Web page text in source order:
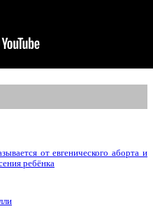
от евгенического аборта и
ребёнка